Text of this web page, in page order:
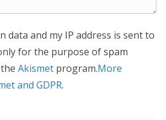
data and my IP address is sent to
for the purpose of spam
Akismet program.More
and GDPR.